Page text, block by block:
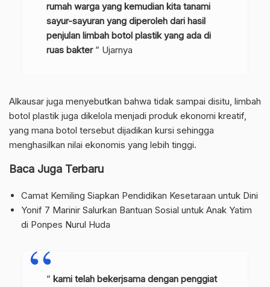
rumah warga yang kemudian kita tanami
sayur-sayuran yang diperoleh dari hasil
penjulan limbah botol plastik yang ada di
ruas bakter” Ujarnya
Alkausar juga menyebutkan bahwa tidak sampai disitu, limbah
botol plastik juga dikelola menjadi produk ekonomi kreatif,
yang mana botol tersebut dijadikan kursi sehingga
menghasilkan nilai ekonomis yang lebih tinggi.
Baca Juga Terbaru
Camat Kemiling Siapkan Pendidikan Kesetaraan untuk Dini
Yonif 7 Marinir Salurkan Bantuan Sosial untuk Anak Yatim
di Ponpes Nurul Huda
” kami telah bekerjsama dengan penggiat